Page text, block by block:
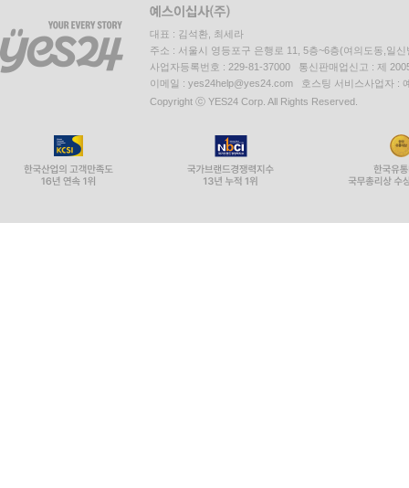
대표 : 김석환, 최세라
주소 : 서울시 영등포구 은행로 11, 5층~6층(여의도동,일신
사업자등록번호 : 229-81-37000 통신판매업신고 : 제
이메일 : yes24help@yes24.com 호스팅 서비스사업자 :
Copyright ⓒ YES24 Corp. All Rights Reserved.